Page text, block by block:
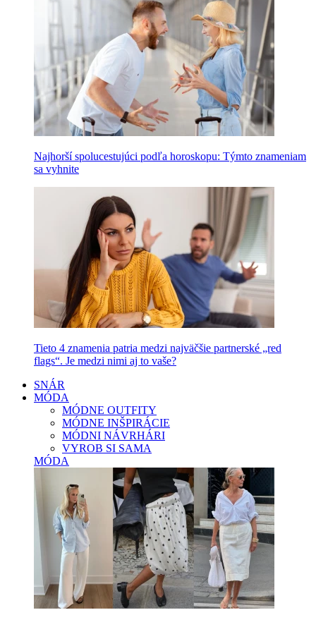
Najhorší spolucestujúci podľa horoskopu: Týmto znameniam
sa vyhnite
Tieto 4 znamenia patria medzi najväčšie partnerské „red
flags“. Je medzi nimi aj to vaše?
SNÁR
MÓDA
MÓDNE OUTFITY
MÓDNE INŠPIRÁCIE
MÓDNI NÁVRHÁRI
VYROB SI SAMA
MÓDA